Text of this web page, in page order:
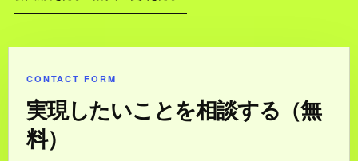
CONTACT FORM
実現したいことを相談する（無
料）